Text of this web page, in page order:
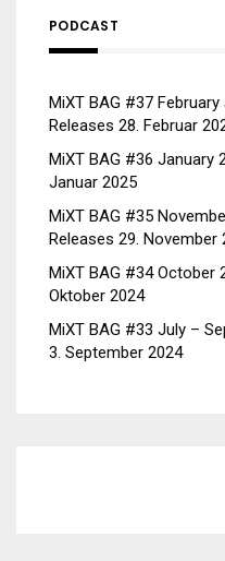
PODCAST
MiXT BAG #37
Releases 28. Februar
MiXT BAG #36 January
Januar 2025
MiXT BAG #35
Releases 29. November
MiXT BAG #34 October
Oktober 2024
MiXT BAG #33 July –
3. September 2024